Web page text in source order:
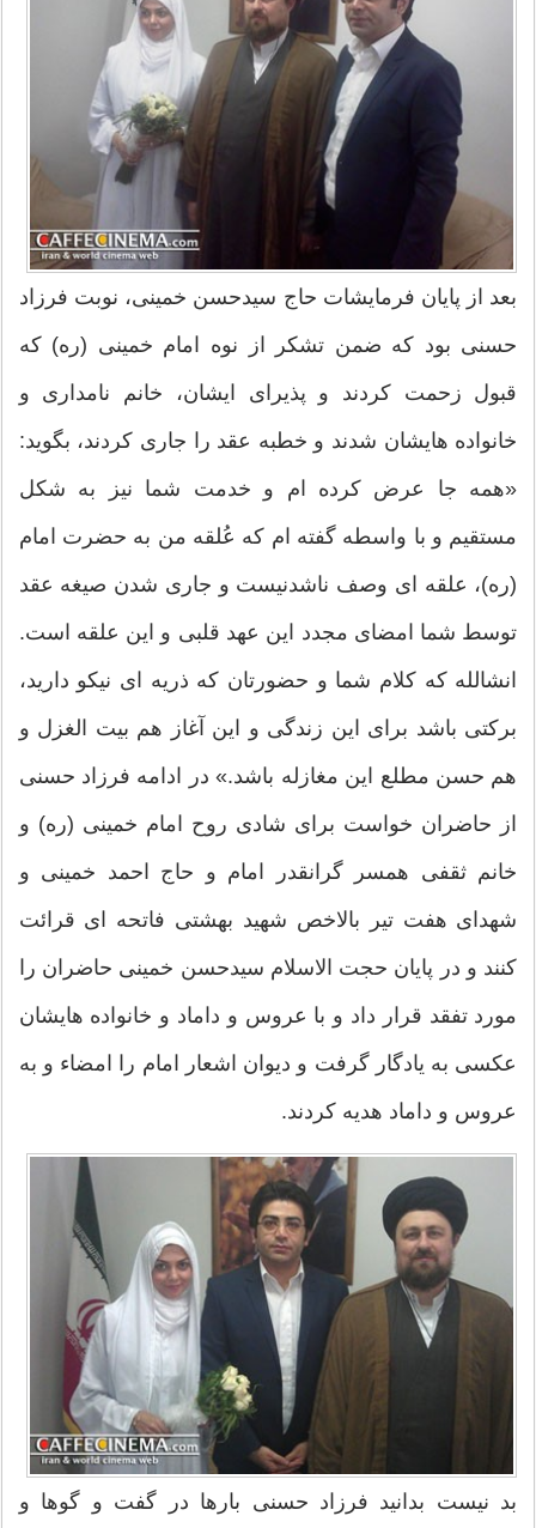
بعد از پایان فرمایشات حاج سیدحسن خمینی، نوبت فرزاد
حسنی بود كه ضمن تشكر از نوه امام خمینی (ره) كه
قبول زحمت كردند و پذیرای ایشان، خانم نامداری و
خانواده هایشان شدند و خطبه عقد را جاری كردند، بگوید:
«همه جا عرض كرده ام و خدمت شما نیز به شكل
مستقیم و با واسطه گفته ام كه عُلقه من به حضرت امام
(ره)، علقه ای وصف ناشدنیست و جاری شدن صیغه عقد
توسط شما امضای مجدد این عهد قلبی و این علقه است.
انشالله كه كلام شما و حضورتان كه ذریه ای نیكو دارید،
بركتی باشد برای این زندگی و این آغاز هم بیت الغزل و
هم حسن مطلع این مغازله باشد.» در ادامه فرزاد حسنی
از حاضران خواست برای شادی روح امام خمینی (ره) و
خانم ثقفی همسر گرانقدر امام و حاج احمد خمینی و
شهدای هفت تیر بالاخص شهید بهشتی فاتحه ای قرائت
كنند و در پایان حجت الاسلام سیدحسن خمینی حاضران را
مورد تفقد قرار داد و با عروس و داماد و خانواده هایشان
عكسی به یادگار گرفت و دیوان اشعار امام را امضاء و به
عروس و داماد هدیه كردند.
بد نیست بدانید فرزاد حسنی بارها در گفت و گوها و